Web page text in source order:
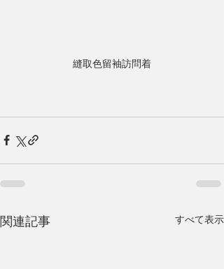
縫取色留袖訪問着
関連記事 すべて表示